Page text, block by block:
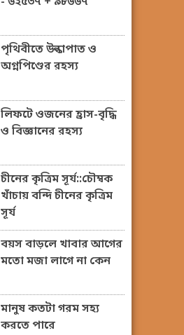
পৃথিবীতে উল্কাপাত ও
অগ্নপিণ্ডের রহস্য
লিফটে ওজনের হ্রাস-বৃদ্ধি
ও বিজ্ঞানের রহস্য
চীনের কৃত্রিম সূর্য::চৌম্বক
খাঁচায় বন্দি চীনের কৃত্রিম
সূর্য
বয়স বাড়লে খাবার আগের
মতো মজা লাগে না কেন
মানুষ কতটা গরম সহ্য
করতে পারে